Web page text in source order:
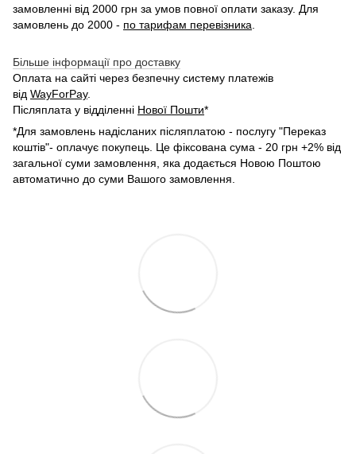
замовленні від 2000 грн за умов повної оплати заказу. Для
замовлень до 2000 - по тарифам перевізника
Більше інформації про доставку
Оплата на сайті через безпечну систему платежів
від WayForPay.
Післяплата у відділенні Нової Пошти*
*Для замовлень надісланих післяплатою - послугу "Переказ
коштів"- оплачує покупець. Це фіксована сума - 20 грн +2% від
загальної суми замовлення, яка додається Новою Поштою
автоматично до суми Вашого замовлення.